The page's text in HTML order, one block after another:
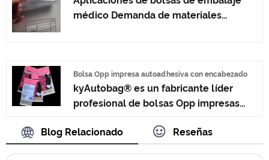
médico Demanda de materiales
Bolsa Opp impresa autoadhesiva con encabezado
kyAutobag® es un fabricante líder
profesional de bolsas Opp impresas
China con alta calidad y precio
Blog Relacionado Reseñas